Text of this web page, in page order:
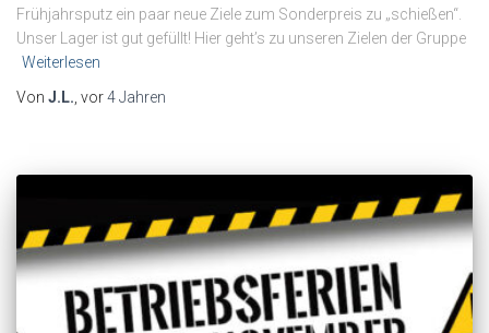
Frühjahrsputz ein paar neue Ziele zum Sonderpreis zu „schießen“.
Unser Lager ist gut gefüllt! Hier geht’s zu unseren Zielen der Gruppe
Weiterlesen
Von J.L. , vor4 Jahren